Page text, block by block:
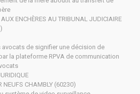
AUX ENCHÈRES AU TRIBUNAL JUDICIAIRE
de signifier une décision de
la plateforme RPVA de communication
NEUFS CHAMBLY (60230)